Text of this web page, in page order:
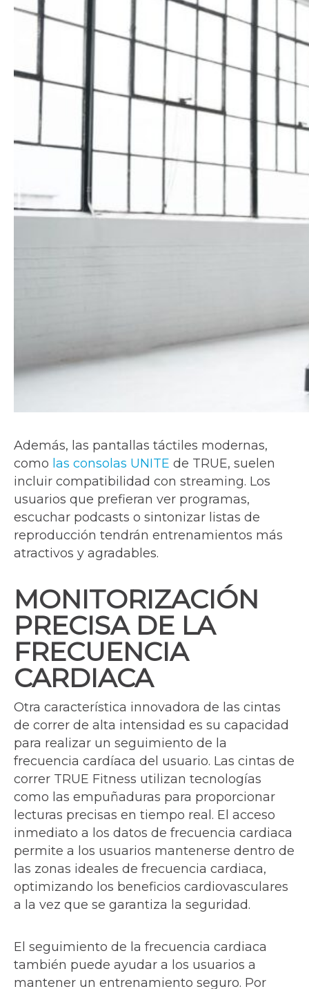
Además, las pantallas táctiles modernas,
como las consolas UNITE de TRUE, suelen
incluir compatibilidad con streaming. Los
usuarios que prefieran ver programas,
escuchar podcasts o sintonizar listas de
reproducción tendrán entrenamientos más
atractivos y agradables.
MONITORIZACIÓN
PRECISA DE LA
FRECUENCIA
CARDIACA
Otra característica innovadora de las cintas
de correr de alta intensidad es su capacidad
para realizar un seguimiento de la
frecuencia cardíaca del usuario. Las cintas de
correr TRUE Fitness utilizan tecnologías
como las empuñaduras para proporcionar
lecturas precisas en tiempo real. El acceso
inmediato a los datos de frecuencia cardiaca
permite a los usuarios mantenerse dentro de
las zonas ideales de frecuencia cardiaca,
optimizando los beneficios cardiovasculares
a la vez que se garantiza la seguridad.
El seguimiento de la frecuencia cardiaca
también puede ayudar a los usuarios a
mantener un entrenamiento seguro. Por